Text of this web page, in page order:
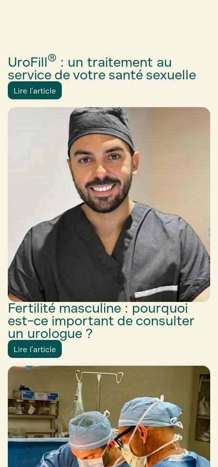
UroFill® : un traitement au
service de votre santé sexuelle
Lire l'article
Fertilité masculine : pourquoi
est-ce important de consulter
un urologue ?
Lire l'article